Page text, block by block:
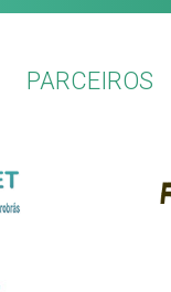
PARCEIROS